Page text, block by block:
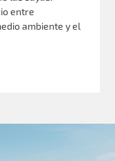
entre
ambiente y el